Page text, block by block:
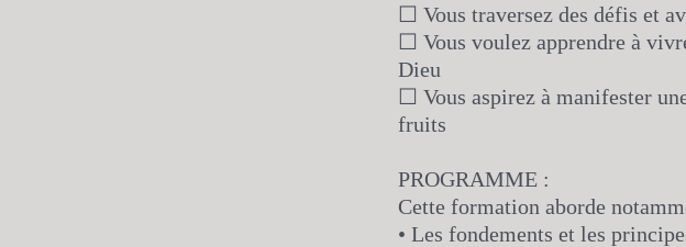
☐ Vous traversez des défis et
☐ Vous voulez apprendre à
Dieu
☐ Vous aspirez à manifester
fruits
PROGRAMME :
Cette formation aborde
• Les fondements et les